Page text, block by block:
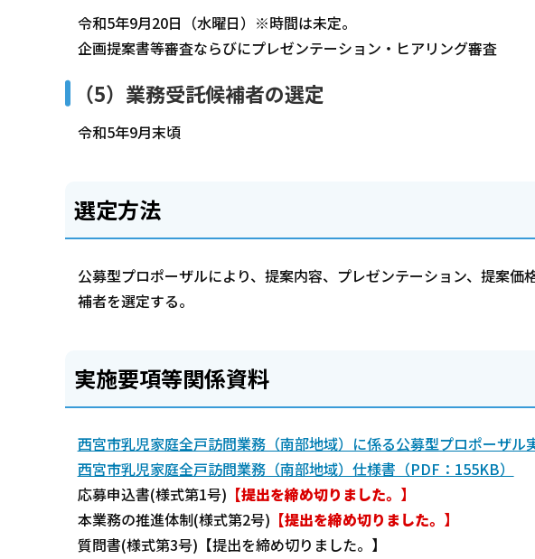
令和5年9月20日（水曜日）※時間は未定。
企画提案書等審査ならびにプレゼンテーション・ヒアリング審査
（5）業務受託候補者の選定
令和5年9月末頃
選定方法
公募型プロポーザルにより、提案内容、プレゼンテーション、提案
補者を選定する。
実施要項等関係資料
西宮市乳児家庭全戸訪問業務（南部地域）に係る公募型プロポーザル
西宮市乳児家庭全戸訪問業務（南部地域）仕様書（PDF：155KB）
応募申込書(様式第1号) 【提出を締め切りました。】
本業務の推進体制(様式第2号) 【提出を締め切りました。】
質問書(様式第3号)【提出を締め切りました。】